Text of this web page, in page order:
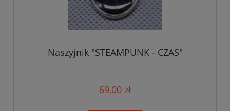
Naszyjnik "STEAMPUNK - CZAS"
69,00 zł